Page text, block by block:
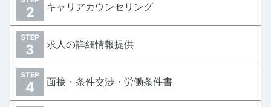
2 キャリアカウンセリング
STEP
3 求人の詳細情報提供
STEP
4 面接・条件交渉・労働条件書